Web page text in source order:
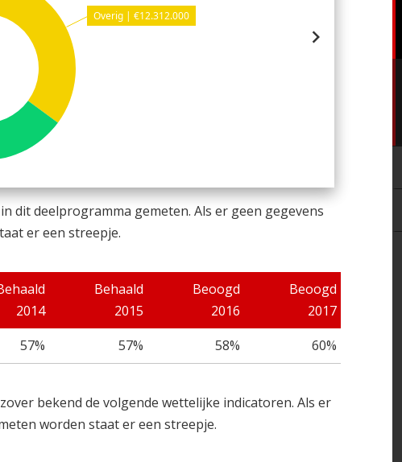
Overig | €12.312.000
dit deelprogramma gemeten. Als er geen gegevens
er een streepje.
2014
Behaald
2015
Beoogd
2016
Beoogd
2017
57% 57% 58% 60%
bekend de volgende wettelijke indicatoren. Als er
worden staat er een streepje.